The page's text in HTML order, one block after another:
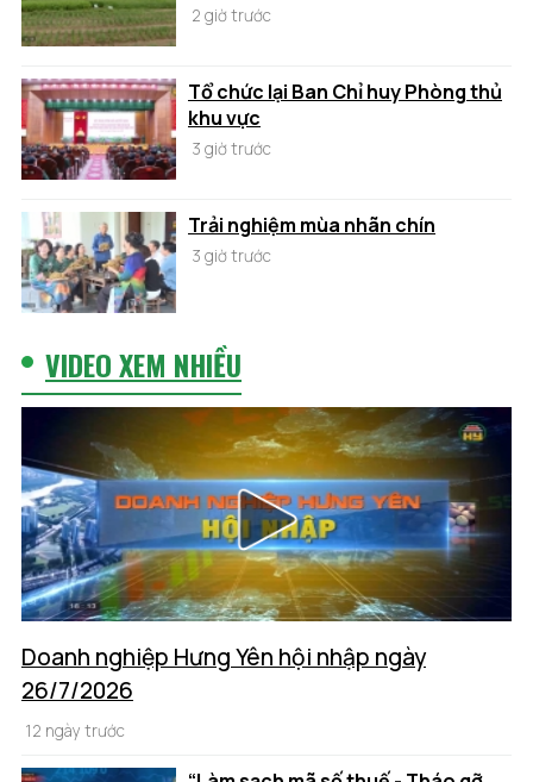
2 giờ trước
Tổ chức lại Ban Chỉ huy Phòng thủ
khu vực
3 giờ trước
Trải nghiệm mùa nhãn chín
3 giờ trước
VIDEO XEM NHIỀU
Doanh nghiệp Hưng Yên hội nhập ngày
26/7/2026
12 ngày trước